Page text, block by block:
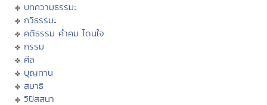
บทความธรรมะ
กวีธรรมะ
คติธรรม คำคม โดนใจ
กรรม
ศีล
บุญทาน
สมาธิ
วิปัสสนา